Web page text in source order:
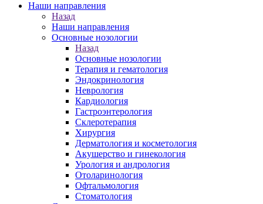
Наши направления
Назад
Наши направления
Основные нозологии
Назад
Основные нозологии
Терапия и гематология
Эндокринология
Неврология
Кардиология
Гастроэнтерология
Склеротерапия
Хирургия
Дерматология и косметология
Акушерство и гинекология
Урология и андрология
Отоларинология
Офтальмология
Стоматология